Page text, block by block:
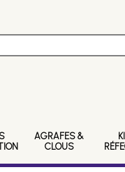
AGRAFES &
CLOUS